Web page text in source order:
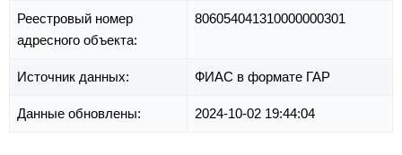
Реестровый номер
адресного объекта:
806054041310000000301
Источник данных: ФИАС в формате ГАР
Данные обновлены: 2024-10-02 19:44:04